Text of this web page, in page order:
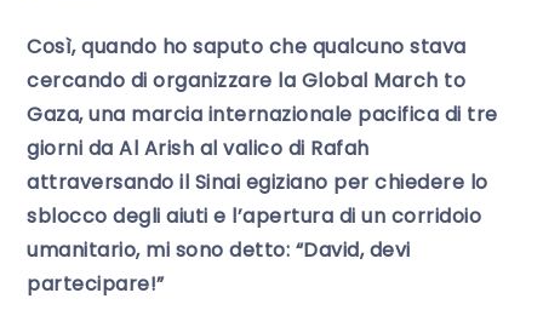
Così, quando ho saputo che qualcuno stava
cercando di organizzare la Global March to
Gaza, una marcia internazionale pacifica di tre
giorni da Al Arish al valico di Rafah
attraversando il Sinai egiziano per chiedere lo
sblocco degli aiuti e l’apertura di un corridoio
umanitario, mi sono detto: “David, devi
partecipare!”